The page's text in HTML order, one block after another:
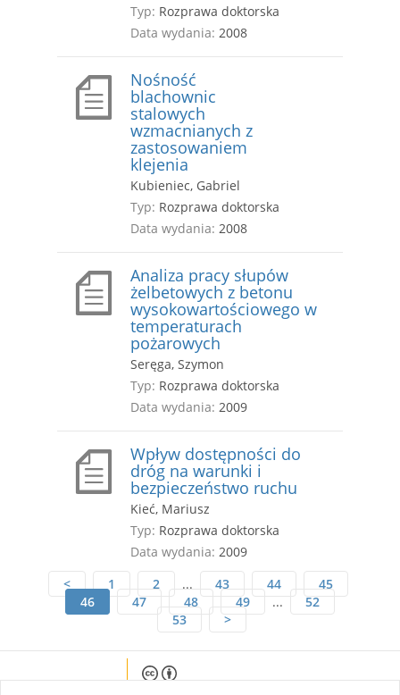
Typ: Rozprawa doktorska
Data wydania: 2008
Nośność
blachownic
stalowych
wzmacnianych z
zastosowaniem
klejenia
Kubieniec, Gabriel
Typ: Rozprawa doktorska
Data wydania: 2008
Analiza pracy słupów
żelbetowych z betonu
wysokowartościowego w
temperaturach
pożarowych
Seręga, Szymon
Typ: Rozprawa doktorska
Data wydania: 2009
Wpływ dostępności do
dróg na warunki i
bezpieczeństwo ruchu
Kieć, Mariusz
Typ: Rozprawa doktorska
Data wydania: 2009
<
1 2 ... 43 44
45
46
47 48 49 ...
52
53
>